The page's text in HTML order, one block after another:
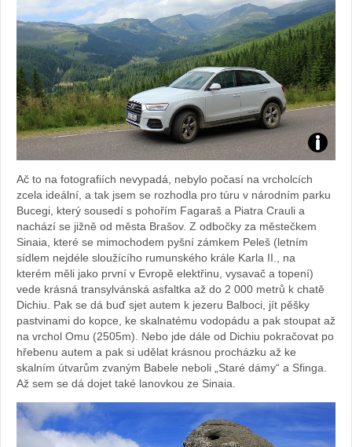
Foto:
Ač to na fotografiích nevypadá, nebylo počasí na vrcholcích
zcela ideální, a tak jsem se rozhodla pro túru v národním parku
Bucegi, který sousedí s pohořím Fagaraš a Piatra Crauli a
nachází se jižně od města Brašov. Z odbočky za městečkem
Sinaia, které se mimochodem pyšní zámkem Peleš (letním
sídlem nejdéle sloužícího rumunského krále Karla II., na
kterém měli jako první v Evropě elektřinu, vysavač a topení)
vede krásná transylvánská asfaltka až do 2 000 metrů k chatě
Dichiu. Pak se dá buď sjet autem k jezeru Balboci, jít pěšky
pastvinami do kopce, ke skalnatému vodopádu a pak stoupat až
na vrchol Omu (2505m). Nebo jde dále od Dichiu pokračovat po
hřebenu autem a pak si udělat krásnou procházku až ke
skalním útvarům zvaným Babele neboli „Staré dámy“ a Sfinga.
Až sem se dá dojet také lanovkou ze Sinaia.